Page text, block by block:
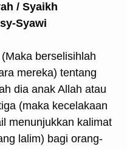
/ Syaikh
Syawi
berselisihlah
mereka) tentang
dia anak Allah atau
(maka kecelakaan
menunjukkan kalimat
lalim) bagi orang-